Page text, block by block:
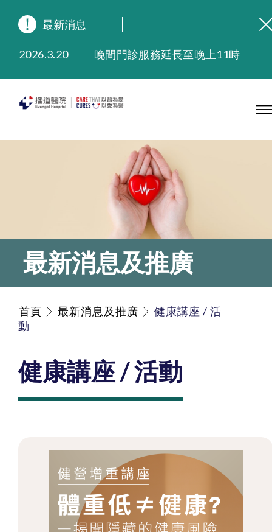
最新消息
2026.8.3
2026.3.20
晚間門診服務延長至晚上11時
2025.8.4
播道醫院體檢服務獲客戶正面評價
最新消息及推廣
首頁 最新消息及推廣
健康講座 / 活
動
健康講座 / 活動